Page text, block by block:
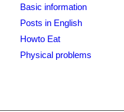
Basic information
Posts in English
Howto Eat
Physical problems